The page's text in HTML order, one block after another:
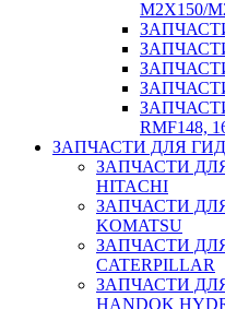
M2X150/
RMF148,
ЗАПЧАСТИ ДЛЯ
ЗАПЧАСТИ
HITACHI
ЗАПЧАСТИ
KOMATSU
ЗАПЧАСТИ
CATERPILLAR
ЗАПЧАСТИ
HANDOK